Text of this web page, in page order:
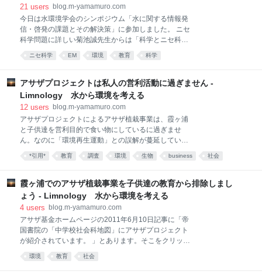
21 users blog.m-yamamuro.com
今日は水環境学会のシンポジウム「水に関する情報発
信・啓発の課題とその解決策」に参加しました。 ニセ
科学問題に詳しい菊池誠先生からは「科学とニセ科
学：特に水をめぐって」とのタイトルでご講演いただ
きました。水環境学会会員で自治体職員の少なからず
川の水質浄化ですが、これのニセ科学性について説明
いただきました。EM菌については、ご高著「もうダマ
されないための科学講義」でも取り上げられているの
「科学技術に関する社会的意思決定の変化と専門家に
求められるもの」とのタイトルで原発問題などを例
に、トランス・サイエンスの領域が増える中で、専門
家（科学者）は意志決定における役割をどう変えれば
活動を阻む教育的課題」とのタ
ニセ科学 EM 環境 教育 科学
アサザプロジェクトは私人の営利活動に過ぎません -
Limnology 水から環境を考える
12 users blog.m-yamamuro.com
アサザプロジェクトによるアサザ植栽事業は、霞ヶ浦
と子供達を営利目的で食い物にしているに過ぎませ
ん。なのに「環境再生運動」との誤解が蔓延している
ことから、アサザプロジェクトはこれまで経験した中
で最も悪質な環境破壊活動とみなしています。 以下が
帯が回復し、湖沼生態系の再生につながるというのは
真っ赤な嘘です。科学的にそのようなことはあり得ま
せんし、実湖沼でもそんな例はありません。 （２）ア
ん。これはアサザ基金自らが、そのような主張をした
ことはないと、ホームページで宣伝しています。
（３）粗朶消波堤は汚濁負荷となりました。漁業にも
被害を与えました。このことは報告書として公に公開
*引用* 教育 調査 環境 生物 business 社会
霞ヶ浦でのアサザ植栽事業を子供達の教育から排除しまし
ょう - Limnology 水から環境を考える
4 users blog.m-yamamuro.com
アサザ基金ホームページの2011年6月10日記事に「帝
国書院の「中学校社会科地図」にアサザプロジェクト
が紹介されています。 」とあります。そこをクリック
すると下記の紹介があります。 現時点でのURLは
http://www.kasumigaura.net/asaza/01about/03media/b
環境 教育 社会